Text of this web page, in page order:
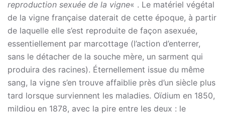
reproduction sexuée de la vigne« . Le matériel végétal
de la vigne française daterait de cette époque, à partir
de laquelle elle s’est reproduite de façon asexuée,
essentiellement par marcottage (l’action d’enterrer,
sans le détacher de la souche mère, un sarment qui
produira des racines). Éternellement issue du même
sang, la vigne s’en trouve affaiblie près d’un siècle plus
tard lorsque surviennent les maladies. Oïdium en 1850,
mildiou en 1878, avec la pire entre les deux : le